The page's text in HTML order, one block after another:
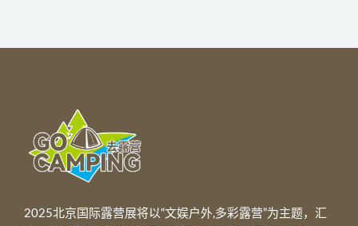
2025北京国际露营展将以“文娱户外,多彩露营”为主题，汇